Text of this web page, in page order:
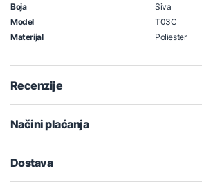
Boja
Siva
Model
T03C
Materijal
Poliester
Recenzije
Načini plaćanja
Dostava